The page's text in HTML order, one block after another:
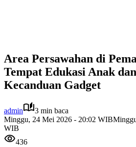
Area Persawahan di
Tempat Edukasi Anak
Kecanduan Gadget
admin
3 min baca
Minggu, 24 Mei 2026 - 20:02 WIB
WIB
436